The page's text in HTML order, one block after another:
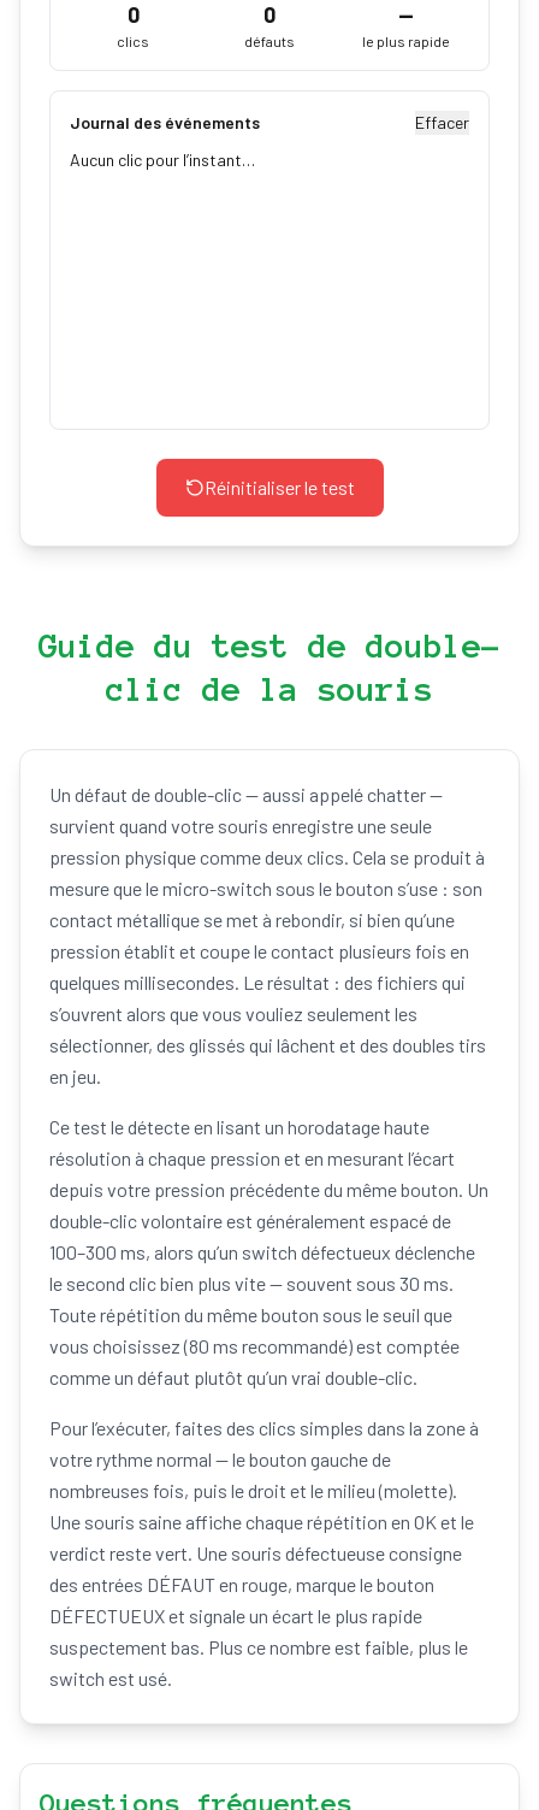
0
clics
0
défauts
—
le plus rapide
Journal des événements
Effacer
Aucun clic pour l’instant…
Réinitialiser le test
Guide du test de double-
clic de la souris
Un défaut de double-clic — aussi appelé chatter —
survient quand votre souris enregistre une seule
pression physique comme deux clics. Cela se produit à
mesure que le micro-switch sous le bouton s’use : son
contact métallique se met à rebondir, si bien qu’une
pression établit et coupe le contact plusieurs fois en
quelques millisecondes. Le résultat : des fichiers qui
s’ouvrent alors que vous vouliez seulement les
sélectionner, des glissés qui lâchent et des doubles tirs
en jeu.
Ce test le détecte en lisant un horodatage haute
résolution à chaque pression et en mesurant l’écart
depuis votre pression précédente du même bouton. Un
double-clic volontaire est généralement espacé de
100–300 ms, alors qu’un switch défectueux déclenche
le second clic bien plus vite — souvent sous 30 ms.
Toute répétition du même bouton sous le seuil que
vous choisissez (80 ms recommandé) est comptée
comme un défaut plutôt qu’un vrai double-clic.
Pour l’exécuter, faites des clics simples dans la zone à
votre rythme normal — le bouton gauche de
nombreuses fois, puis le droit et le milieu (molette).
Une souris saine affiche chaque répétition en OK et le
verdict reste vert. Une souris défectueuse consigne
des entrées DÉFAUT en rouge, marque le bouton
DÉFECTUEUX et signale un écart le plus rapide
suspectement bas. Plus ce nombre est faible, plus le
switch est usé.
Questions fréquentes